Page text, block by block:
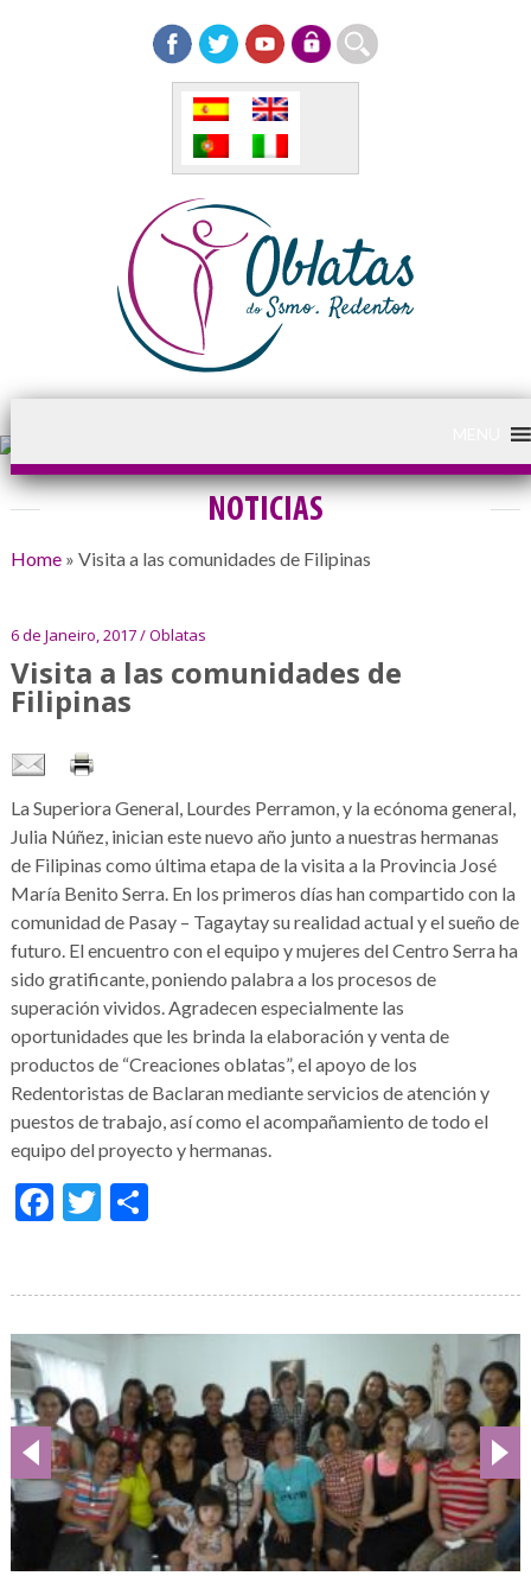
NOTICIAS
Home» Visita a las comunidades de Filipinas
6 de Janeiro, 2017 / Oblatas
Visita a las comunidades de
Filipinas
La Superiora General, Lourdes Perramon, y la ecónoma general,
Julia Núñez, inician este nuevo año junto a nuestras hermanas
de Filipinas como última etapa de la visita a la Provincia José
María Benito Serra. En los primeros días han compartido con la
comunidad de Pasay – Tagaytay su realidad actual y el sueño de
futuro. El encuentro con el equipo y mujeres del Centro Serra ha
sido gratificante, poniendo palabra a los procesos de
superación vividos. Agradecen especialmente las
oportunidades que les brinda la elaboración y venta de
productos de “Creaciones oblatas”, el apoyo de los
Redentoristas de Baclaran mediante servicios de atención y
puestos de trabajo, así como el acompañamiento de todo el
equipo del proyecto y hermanas.
Facebook
Twitter
Share
de
imágenes